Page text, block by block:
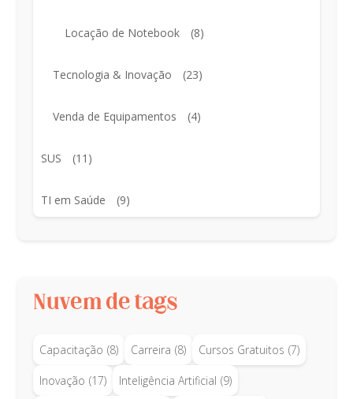
Locação de Notebook (8)
Tecnologia & Inovação (23)
Venda de Equipamentos (4)
SUS (11)
TI em Saúde (9)
Nuvem de tags
Capacitação (8) Carreira (8) Cursos Gratuitos (7)
Inovação (17) Inteligência Artificial (9)